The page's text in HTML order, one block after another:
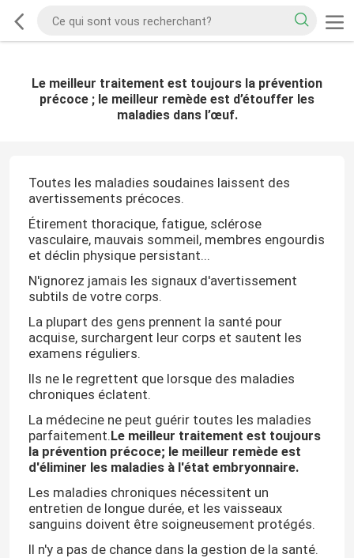
Le meilleur traitement est toujours la prévention
précoce ; le meilleur remède est d’étouffer les
maladies dans l’œuf.
Toutes les maladies soudaines laissent des
avertissements précoces.
Étirement thoracique, fatigue, sclérose
vasculaire, mauvais sommeil, membres engourdis
et déclin physique persistant...
N'ignorez jamais les signaux d'avertissement
subtils de votre corps.
La plupart des gens prennent la santé pour
acquise, surchargent leur corps et sautent les
examens réguliers.
Ils ne le regrettent que lorsque des maladies
chroniques éclatent.
La médecine ne peut guérir toutes les maladies
parfaitement.Le meilleur traitement est toujours
la prévention précoce; le meilleur remède est
d'éliminer les maladies à l'état embryonnaire.
Les maladies chroniques nécessitent un
entretien de longue durée, et les vaisseaux
sanguins doivent être soigneusement protégés.
Il n'y a pas de chance dans la gestion de la santé.